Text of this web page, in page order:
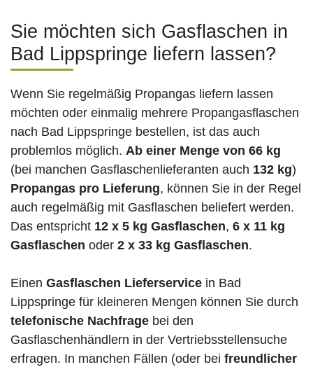
Sie möchten sich Gasflaschen in
Bad Lippspringe liefern lassen?
Wenn Sie regelmäßig Propangas liefern lassen
möchten oder einmalig mehrere Propangasflaschen
nach Bad Lippspringe bestellen, ist das auch
problemlos möglich. Ab einer Menge von 66 kg
(bei manchen Gasflaschenlieferanten auch 132 kg)
Propangas pro Lieferung, können Sie in der Regel
auch regelmäßig mit Gasflaschen beliefert werden.
Das entspricht 12 x 5 kg Gasflaschen, 6 x 11 kg
Gasflaschen oder 2 x 33 kg Gasflaschen.
Einen Gasflaschen Lieferservice in Bad
Lippspringe für kleineren Mengen können Sie durch
telefonische Nachfrage bei den
Gasflaschenhändlern in der Vertriebsstellensuche
erfragen. In manchen Fällen (oder bei freundlicher